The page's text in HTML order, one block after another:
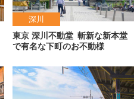
深川
東京 深川不動堂 斬新な新本堂
で有名な下町のお不動様